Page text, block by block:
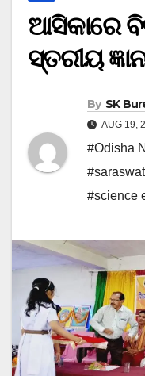
ଆସିକାରେ
ସ୍ତରୀୟ
By SK
AUG 19,
#Odisha
#science